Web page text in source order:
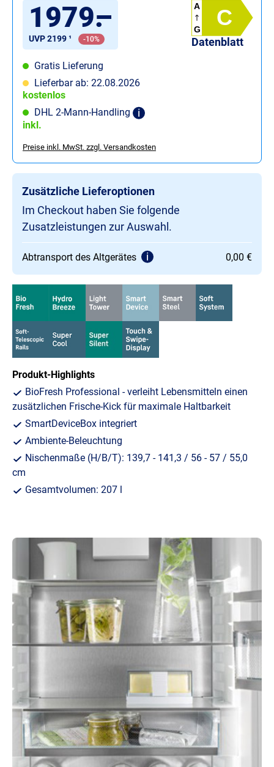
1979.
–
UVP 2199 ¹ -10%
C
A
G
Datenblatt
Gratis Lieferung
Lieferbar ab: 22.08.2026
kostenlos
DHL 2-Mann-Handling
inkl.
Preise inkl. MwSt. zzgl. Versandkosten
Zusätzliche Lieferoptionen
Im Checkout haben Sie folgende
Zusatzleistungen zur Auswahl.
0,00 €
Abtransport des Altgerätes
Produkt-Highlights
BioFresh Professional - verleiht Lebensmitteln einen
zusätzlichen Frische-Kick für maximale Haltbarkeit
SmartDeviceBox integriert
Ambiente-Beleuchtung
Nischenmaße (H/B/T): 139,7 - 141,3 / 56 - 57 / 55,0
cm
Gesamtvolumen: 207 l